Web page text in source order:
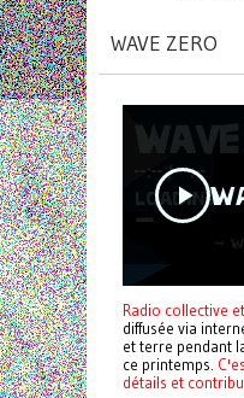
WAVE ZERO
Radio collective
diffusée via
et terre pendant
ce printemps.
détails et